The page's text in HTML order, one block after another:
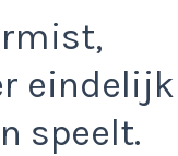
eindelijk
speelt.